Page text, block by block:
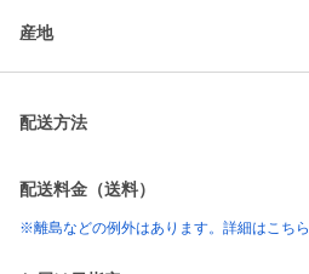
産地
配送方法
配送料金（送料）
※離島などの例外はあります。詳細はこちら